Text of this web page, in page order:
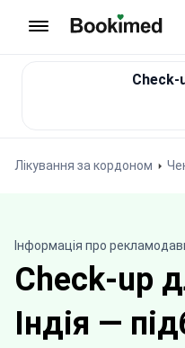
Лікування за кордоном
Check-
Інформація про
Check-up
Індія —